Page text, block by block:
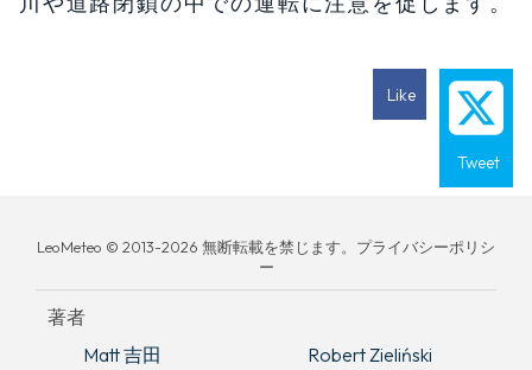
Like
Tweet
LeoMeteo © 2013-2026 無断転載を禁じます。プライバシーポリシ
ー
著者
Matt 吉田
Robert Zieliński